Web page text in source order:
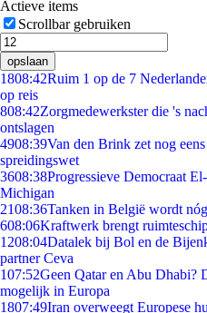
Actieve items
Scrollbar gebruiken
opslaan
1808:42Ruim 1 op de 7
op reis
808:42Zorgmedewerkster die 's
ontslagen
4908:39Van den Brink zet nog
spreidingswet
3608:38Progressieve Democraat
Michigan
2108:36Tanken in België wordt
608:06Kraftwerk brengt
1208:04Datalek bij Bol en de
partner Ceva
107:52Geen Qatar en Abu Dhabi?
mogelijk in Europa
1807:49Iran overweegt Europese